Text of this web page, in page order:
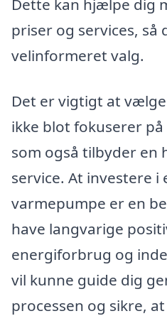
Dette kan hjælpe dig
priser og services,
velinformeret valg.
Det er vigtigt at
ikke blot fokuserer
som også tilbyder en
service. At investere
varmepumpe er en
have langvarige
energiforbrug og
vil kunne guide dig
processen og sikre,